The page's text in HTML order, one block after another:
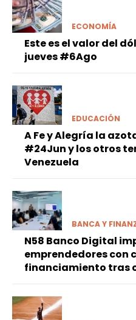
ECONOMÍA
Este es el valor del
jueves #6Ago
EDUCACIÓN
A Fe y Alegría la
#24Jun y los otros
Venezuela
BANCA Y
N58 Banco Digital
emprendedores con
financiamiento tras